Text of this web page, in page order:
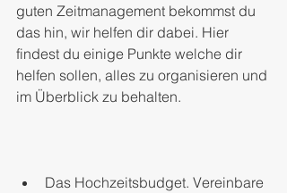
guten Zeitmanagement bekommst du
das hin, wir helfen dir dabei. Hier
findest du einige Punkte welche dir
helfen sollen, alles zu organisieren und
im Überblick zu behalten.
Das Hochzeitsbudget. Vereinbare